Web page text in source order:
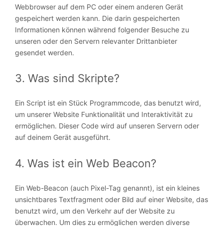
Webbrowser auf dem PC oder einem anderen Gerät
gespeichert werden kann. Die darin gespeicherten
Informationen können während folgender Besuche zu
unseren oder den Servern relevanter Drittanbieter
gesendet werden.
3. Was sind Skripte?
Ein Script ist ein Stück Programmcode, das benutzt wird,
um unserer Website Funktionalität und Interaktivität zu
ermöglichen. Dieser Code wird auf unseren Servern oder
auf deinem Gerät ausgeführt.
4. Was ist ein Web Beacon?
Ein Web-Beacon (auch Pixel-Tag genannt), ist ein kleines
unsichtbares Textfragment oder Bild auf einer Website, das
benutzt wird, um den Verkehr auf der Website zu
überwachen. Um dies zu ermöglichen werden diverse